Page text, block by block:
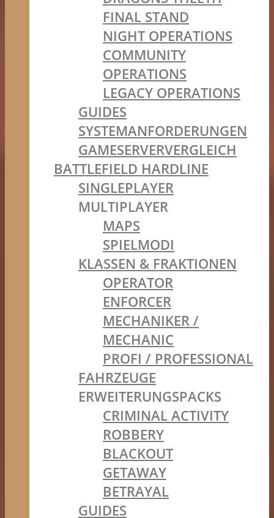
FINAL STAND
NIGHT OPERATIONS
COMMUNITY
OPERATIONS
LEGACY OPERATIONS
GUIDES
SYSTEMANFORDERUNGEN
GAMESERVERVERGLEICH
BATTLEFIELD HARDLINE
SINGLEPLAYER
MULTIPLAYER
MAPS
SPIELMODI
KLASSEN & FRAKTIONEN
OPERATOR
ENFORCER
MECHANIKER /
MECHANIC
PROFI / PROFESSIONAL
FAHRZEUGE
ERWEITERUNGSPACKS
CRIMINAL ACTIVITY
ROBBERY
BLACKOUT
GETAWAY
BETRAYAL
GUIDES